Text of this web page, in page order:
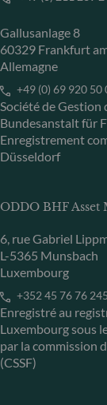
Gallusanlage 8
60329 Frankfurt
Allemagne
+49 (0) 69 920 50
Société de Gestion
Bundesanstalt für
Enregistrement
Düsseldorf
ODDO BHF
6, rue Gabriel
L-5365 Munsbach
Luxembourg
+352 45 76 76 245
Enregistré au
Luxembourg sous
par la commission
(CSSF)